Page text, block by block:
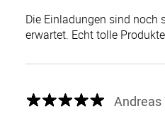
Die Einladungen sind noch
erwartet. Echt tolle Produkte
Andreas